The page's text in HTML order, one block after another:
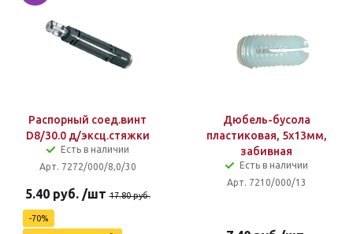
Распорный соед.винт
D8/30.0 д/эксц.стяжки
Есть в наличии
Арт. 7272/000/8,0/30
5.40руб. /шт 17.80руб.
-70%
Дюбель-бусола
пластиковая, 5х13мм,
забивная
Есть в наличии
Арт. 7210/000/13